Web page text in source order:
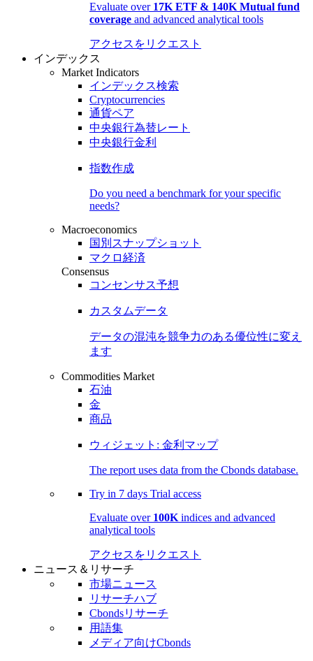
Evaluate over 17K ETF & 140K Mutual fund
coverage and advanced analytical tools
アクセスをリクエスト
インデックス
Market Indicators
インデックス検索
Cryptocurrencies
通貨ペア
中央銀行為替レート
中央銀行金利
指数作成
Do you need a benchmark for your specific
needs?
Macroeconomics
国別スナップショット
マクロ経済
Consensus
コンセンサス予想
カスタムデータ
データの混沌を競争力のある優位性に変え
ます
Commodities Market
石油
金
商品
ウィジェット: 金利マップ
The report uses data from the Cbonds database.
Try in 7 days Trial access
Evaluate over 100K indices and advanced
analytical tools
アクセスをリクエスト
ニュース＆リサーチ
市場ニュース
リサーチハブ
Cbondsリサーチ
用語集
メディア向けCbonds